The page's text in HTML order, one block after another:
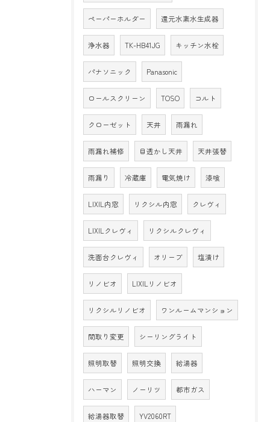
ペーパーホルダー 還元水素水生成器
浄水器 TK-HB41JG キッチン水栓
パナソニック Panasonic
ロールスクリーン TOSO コルト
クローゼット 天井 雨漏れ
雨漏れ補修 目透かし天井 天井張替
雨漏り 冷蔵庫 電気焼け 漆喰
LIXIL内窓 リクシル内窓 クレヴィ
LIXILクレヴィ リクシルクレヴィ
洗面台クレヴィ オリーブ 塩漬け
リノビオ LIXILリノビオ
リクシルリノビオ ワンルームマンション
間取り変更 シーリングライト
照明取替 照明交換 給湯器
ハーマン ノーリツ 都市ガス
給湯器取替 YV2060RT